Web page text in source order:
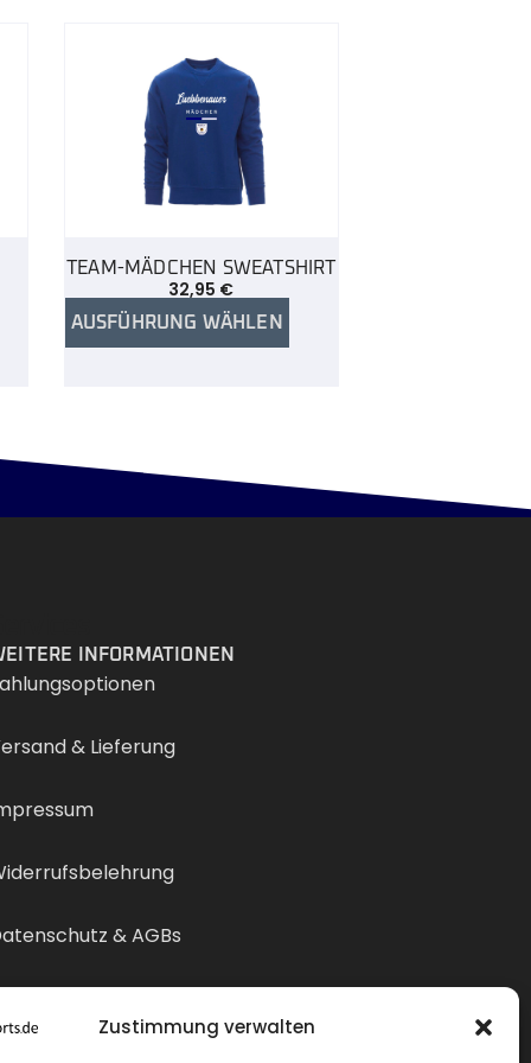
Zustimmung verwalten
TEAM-MÄDCHEN SWEATSHIRT
32,95 €
AUSFÜHRUNG WÄHLEN
INFORMATIONEN
& Lieferung
& AGBs